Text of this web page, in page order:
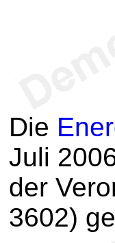
Die
Juli
der
3602)